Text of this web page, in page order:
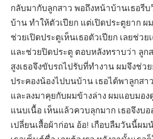
กลับมากับลูกสาว พอถึงหน้าบ้านเธอรีบ
บ้าน ทำให้ตัวเปียก แต่เปิดประตูยาก ผ
ช่วยเปิดประตูเห็นเธอตัวเปียก เลยช่วย
และช่วยปิดประตู ตอบหลังทราบว่า ลูก
สูงเธอจึงขับรถไปรับที่ทำงาน ผมจึงช่ว
ประคองน้องไปบนบ้าน เธอได้พาลูกส
และลงมาคุยกับผมข้างล่าง ผมแอบมอง
แนบเนื้อ เห็นแล้วควบลุกมาก เธอจึงบ
เปลี่ยนเสื้อผ้าก่อน อ้อ! เกือบลืมวันนี้ผม